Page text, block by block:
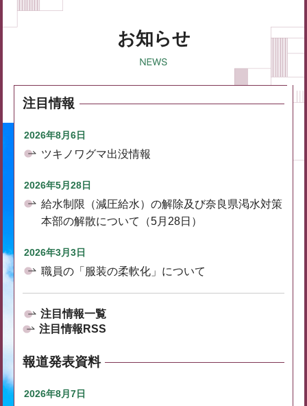
お知らせ
注目情報
2026年8月6日
ツキノワグマ出没情報
2026年5月28日
給水制限（減圧給水）の解除及び奈良県渇水対策
本部の解散について（5月28日）
2026年3月3日
職員の「服装の柔軟化」について
注目情報一覧
注目情報RSS
報道発表資料
2026年8月7日